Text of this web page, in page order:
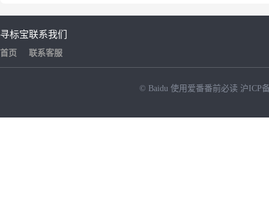
寻标宝
首页
联系我们
联系客服
© Baidu 使用爱番番前必读 沪ICP